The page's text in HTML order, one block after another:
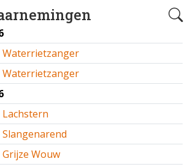
Waterrietzanger
Waterrietzanger
Lachstern
Slangenarend
Grijze Wouw